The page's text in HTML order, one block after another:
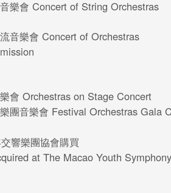
樂會 Concert of String Orchestras
音樂會 Concert of Orchestras
會 Orchestras on Stage Concert
團音樂會 Festival Orchestras Gala
響樂團協會購買
at The Macao Youth